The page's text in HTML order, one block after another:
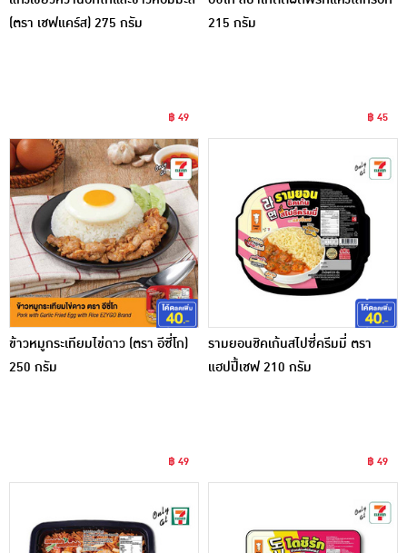
(ตรา เชฟแคร์ส) 275 กรัม
฿ 49
215 กรัม
฿ 45
ข้าวหมูกระเทียมไข่ดาว (ตรา อีซี่โก)
250 กรัม
฿ 49
รามยอนชิคเก้นสไปซี่ครีมมี่ ตรา
แฮปปี้เชฟ 210 กรัม
฿ 49